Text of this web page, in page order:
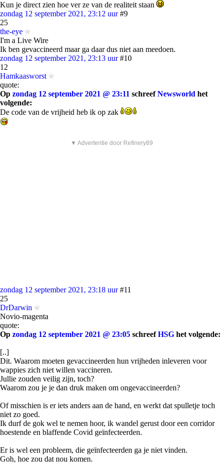
Kun je direct zien hoe ver ze van de realiteit staan
zondag 12 september 2021, 23:12 uur #9
25
the-eye
I'm a Live Wire
Ik ben gevaccineerd maar ga daar dus niet aan meedoen.
zondag 12 september 2021, 23:13 uur #10
12
Hamkaasworst
quote:
Op zondag 12 september 2021 @ 23:11 schreefNewsworld het
volgende:
De code van de vrijheid heb ik op zak
▼ Advertentie door Refinery89
zondag 12 september 2021, 23:18 uur #11
25
DrDarwin
Novio-magenta
quote:
Op zondag 12 september 2021 @ 23:05 schreefHSG het volgende:
[..]
Dit. Waarom moeten gevaccineerden hun vrijheden inleveren voor
wappies zich niet willen vaccineren.
Jullie zouden veilig zijn, toch?
Waarom zou je je dan druk maken om ongevaccineerden?
Of misschien is er iets anders aan de hand, en werkt dat spulletje toch
niet zo goed.
Ik durf de gok wel te nemen hoor, ik wandel gerust door een corridor
hoestende en blaffende Covid geïnfecteerden.
Er is wel een probleem, die geïnfecteerden ga je niet vinden.
Goh, hoe zou dat nou komen.